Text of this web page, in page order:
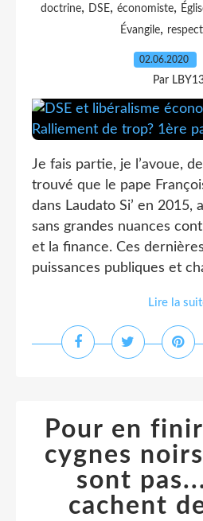
doctrine, DSE, économiste,
Évangile, respect
02.06.2020
Par
Je fais partie, je l’avoue,
trouvé que le pape
dans Laudato Si’ en 2015,
sans grandes nuances
et la finance. Ces
puissances publiques et
Lire la
Pour en
cygnes
sont
cachent